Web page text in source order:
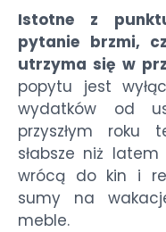
Istotne z
pytanie brzmi,
utrzyma się w
popytu jest
wydatków od
przyszłym roku
słabsze niż
wrócą do kin i
sumy na
meble.